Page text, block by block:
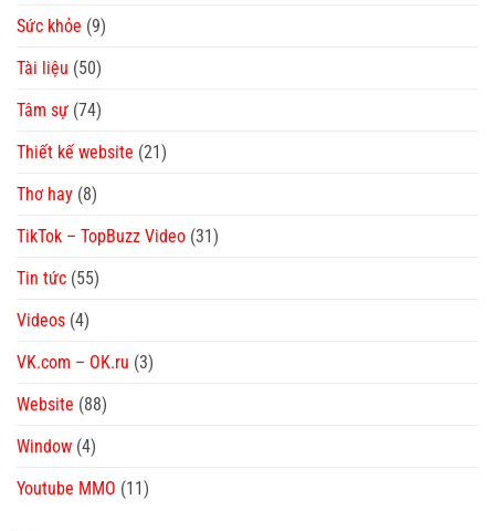
Sức khỏe (9)
Tài liệu (50)
Tâm sự (74)
Thiết kế website (21)
Thơ hay (8)
TikTok – TopBuzz Video (31)
Tin tức (55)
Videos (4)
VK.com – OK.ru (3)
Website (88)
Window (4)
Youtube MMO (11)